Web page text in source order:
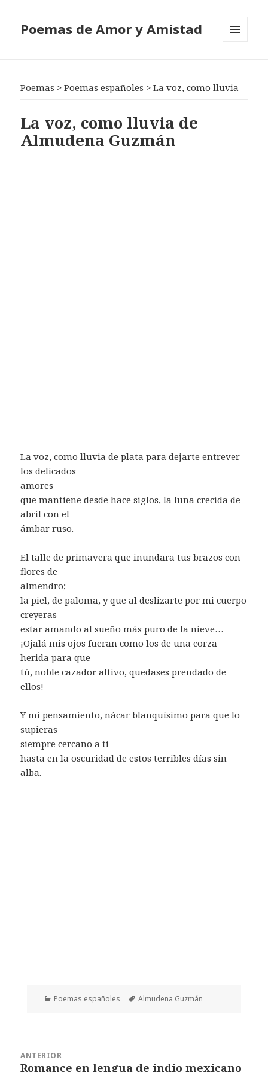
Poemas de Amor y Amistad
Poemas >Poemas españoles >La voz, como lluvia
La voz, como lluvia de
Almudena Guzmán
La voz, como lluvia de plata para dejarte entrever
los delicados
amores
que mantiene desde hace siglos, la luna crecida de
abril con el
ámbar ruso.
El talle de primavera que inundara tus brazos con
flores de
almendro;
la piel, de paloma, y que al deslizarte por mi cuerpo
creyeras
estar amando al sueño más puro de la nieve…
¡Ojalá mis ojos fueran como los de una corza
herida para que
tú, noble cazador altivo, quedases prendado de
ellos!
Y mi pensamiento, nácar blanquísimo para que lo
supieras
siempre cercano a ti
hasta en la oscuridad de estos terribles días sin
alba.
Categorías
Poemas españoles Etiquetas
Almudena Guzmán
ANTERIOR
Entrada
Romance en lengua de indio mexicano